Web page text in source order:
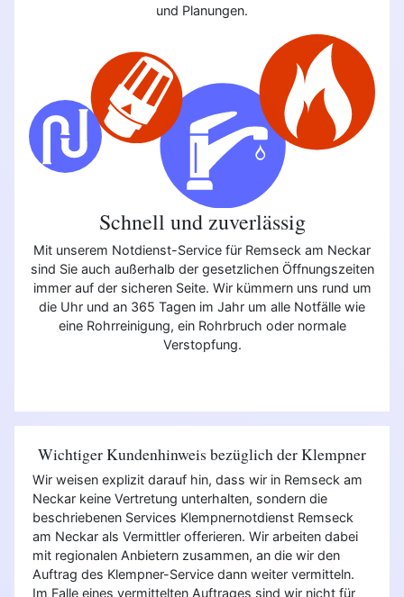
und Planungen.
Schnell und zuverlässig
Mit unserem Notdienst-Service für Remseck am Neckar
sind Sie auch außerhalb der gesetzlichen Öffnungszeiten
immer auf der sicheren Seite. Wir kümmern uns rund um
die Uhr und an 365 Tagen im Jahr um alle Notfälle wie
eine Rohrreinigung, ein Rohrbruch oder normale
Verstopfung.
Wichtiger Kundenhinweis bezüglich der Klempner
Wir weisen explizit darauf hin, dass wir in Remseck am
Neckar keine Vertretung unterhalten, sondern die
beschriebenen Services Klempnernotdienst Remseck
am Neckar als Vermittler offerieren. Wir arbeiten dabei
mit regionalen Anbietern zusammen, an die wir den
Auftrag des Klempner-Service dann weiter vermitteln.
Im Falle eines vermittelten Auftrages sind wir nicht für